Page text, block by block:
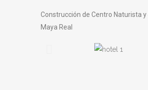
Construcción de Centro Naturista y
Maya Real